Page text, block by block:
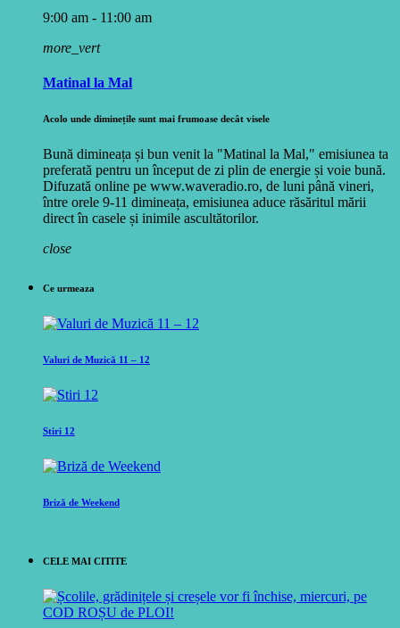
9:00 am - 11:00 am
more_vert
Matinal la Mal
Acolo unde diminețile sunt mai frumoase decât visele
Bună dimineața și bun venit la "Matinal la Mal," emisiunea ta
preferată pentru un început de zi plin de energie și voie bună.
Difuzată online pe www.waveradio.ro, de luni până vineri,
între orele 9-11 dimineața, emisiunea aduce răsăritul mării
direct în casele și inimile ascultătorilor.
close
Ce urmeaza
Valuri de Muzică 11 – 12
Stiri 12
Briză de Weekend
CELE MAI CITITE